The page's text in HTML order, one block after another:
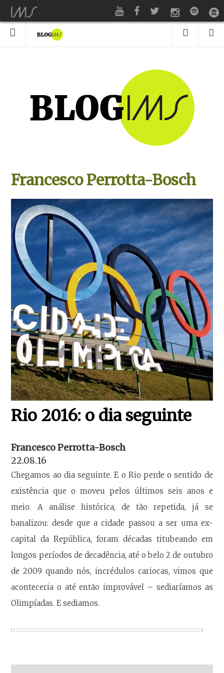
Francesco Perrotta-Bosch
Rio 2016: o dia seguinte
Francesco Perrotta-Bosch
22.08.16
Chegamos ao dia seguinte. E o Rio perde o sentido de
existência que o moveu pelos últimos seis anos e
meio. A análise histórica, de tão repetida, já se
banalizou: desde que a cidade passou a ser uma ex-
capital da República, foram décadas titubeando em
longos períodos de decadência, até o belo 2 de outubro
de 2009 quando nós, incrédulos cariocas, vimos que
aconteceria o até então improvável – sediaríamos as
Olimpíadas. E sediamos.